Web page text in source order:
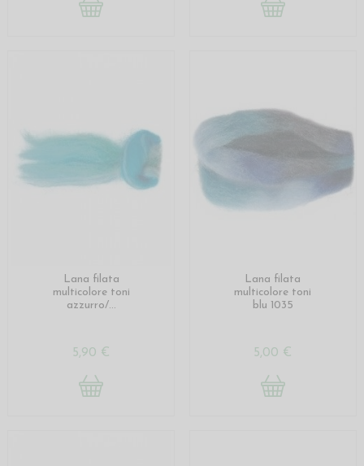
Lana filata
multicolore toni
azzurro/...
5,90 €
Lana filata
multicolore toni
blu 1035
5,00 €